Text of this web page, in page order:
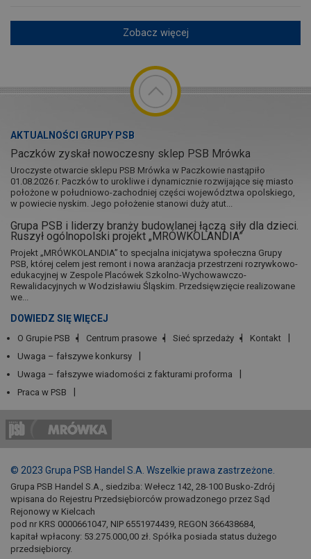
Zobacz więcej
AKTUALNOŚCI GRUPY PSB
Paczków zyskał nowoczesny sklep PSB Mrówka
Uroczyste otwarcie sklepu PSB Mrówka w Paczkowie nastąpiło
01.08.2026 r. Paczków to urokliwe i dynamicznie rozwijające się miasto
położone w południowo-zachodniej części województwa opolskiego,
w powiecie nyskim. Jego położenie stanowi duży atut...
Grupa PSB i liderzy branży budowlanej łączą siły dla dzieci.
Ruszył ogólnopolski projekt „MRÓWKOLANDIA”
Projekt „MRÓWKOLANDIA” to specjalna inicjatywa społeczna Grupy
PSB, której celem jest remont i nowa aranżacja przestrzeni rozrywkowo-
edukacyjnej w Zespole Placówek Szkolno-Wychowawczo-
Rewalidacyjnych w Wodzisławiu Śląskim. Przedsięwzięcie realizowane
we...
DOWIEDZ SIĘ WIĘCEJ
O Grupie PSB Centrum prasowe Sieć sprzedaży
Kontakt
Uwaga – fałszywe konkursy
Uwaga – fałszywe wiadomości z fakturami proforma
Praca w PSB
© 2023 Grupa PSB Handel S.A. Wszelkie prawa zastrzeżone.
Grupa PSB Handel S.A., siedziba: Wełecz 142, 28-100 Busko-Zdrój
wpisana do Rejestru Przedsiębiorców prowadzonego przez Sąd
Rejonowy w Kielcach
pod nr KRS 0000661047, NIP 6551974439, REGON 366438684,
kapitał wpłacony: 53.275.000,00 zł. Spółka posiada status dużego
przedsiębiorcy.